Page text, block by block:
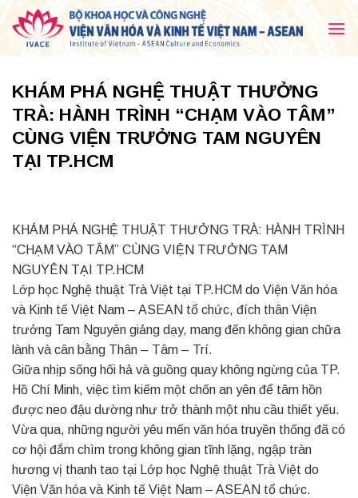
content
KHÁM PHÁ NGHỆ THUẬT THƯỞNG
TRÀ: HÀNH TRÌNH “CHẠM VÀO TÂM”
CÙNG VIỆN TRƯỞNG TAM NGUYÊN
TẠI TP.HCM
KHÁM PHÁ NGHỆ THUẬT THƯỞNG TRÀ: HÀNH TRÌNH
“CHẠM VÀO TÂM” CÙNG VIỆN TRƯỞNG TAM
NGUYÊN TẠI TP.HCM
Lớp học Nghệ thuật Trà Việt tại TP.HCM do Viện Văn hóa
và Kinh tế Việt Nam – ASEAN tổ chức, đích thân Viện
trưởng Tam Nguyên giảng dạy, mang đến không gian chữa
lành và cân bằng Thân – Tâm – Trí.
Giữa nhịp sống hối hả và guồng quay không ngừng của TP.
Hồ Chí Minh, việc tìm kiếm một chốn an yên để tâm hồn
được neo đậu dường như trở thành một nhu cầu thiết yếu.
Vừa qua, những người yêu mến văn hóa truyền thống đã có
cơ hội đắm chìm trong không gian tĩnh lặng, ngập tràn
hương vị thanh tao tại Lớp học Nghệ thuật Trà Việt do
Viện Văn hóa và Kinh tế Việt Nam – ASEAN tổ chức.